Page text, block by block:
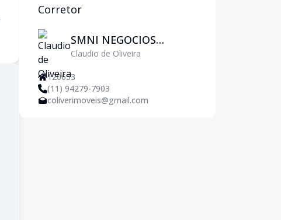
Corretor
SMNI NEGOCIOS
IMOBILIARIOS LTDA
Claudio de Oliveira
120653
(11) 94279-7903
coliverimoveis@gmail.com